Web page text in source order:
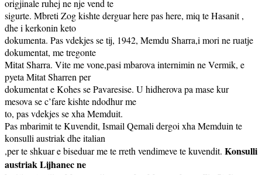
origjinale ruhej ne nje vend te
sigurte. Mbreti Zog kishte derguar here pas here, miq te Hasanit ,
dhe i kerkonin keto
dokumenta. Pas vdekjes se tij, 1942, Memdu Sharra,i mori ne ruatje
dokumentat, me tregonte
Mitat Sharra. Vite me vone,pasi mbarova internimin ne Vermik, e
pyeta Mitat Sharren per
dokumentat e Kohes se Pavaresise. U hidherova pa mase kur
mesova se c’fare kishte ndodhur me
to, pas vdekjes se xha Memduit.
Pas mbarimit te Kuvendit, Ismail Qemali dergoi xha Memduin te
konsulli austriak dhe italian
,per te shkuar e biseduar me te rreth vendimeve te kuvendit. Konsulli
austriak Lijhanec ne